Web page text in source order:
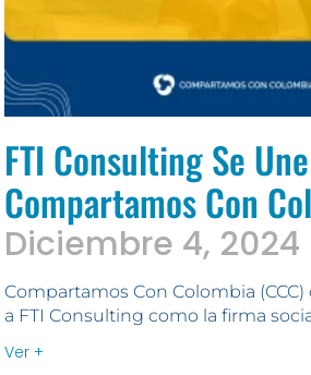
FTI Consulting Se
Compartamos Con
Diciembre 4, 2024
Compartamos Con Colombia
a FTI Consulting como la firma
Ver +